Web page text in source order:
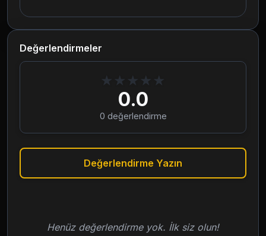
Değerlendirmeler
★ ★ ★ ★ ★
0.0
0 değerlendirme
Değerlendirme Yazın
Henüz değerlendirme yok. İlk siz olun!